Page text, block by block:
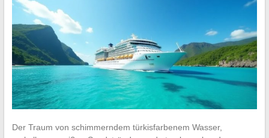
Der Traum von schimmerndem türkisfarbenem Wasser,